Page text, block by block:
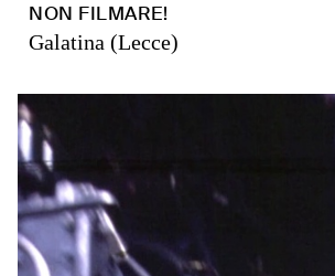
NON FILMARE!
Galatina (Lecce)